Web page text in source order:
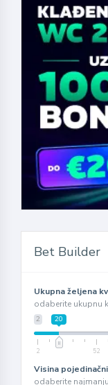
Bet Builder
Ukupna željena
odaberite ukupnu
2 20
2 52
Visina
odaberite